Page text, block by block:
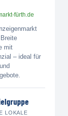
fürth.de
mit
– ideal für
LOKALE